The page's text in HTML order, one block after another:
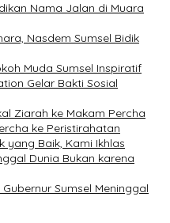
Nama Jalan di Muara
Nasdem Sumsel Bidik
Muda Sumsel Inspiratif
Gelar Bakti Sosial
Ziarah ke Makam Percha
ke Peristirahatan
yang Baik, Kami Ikhlas
Dunia Bukan karena
Sumsel Meninggal